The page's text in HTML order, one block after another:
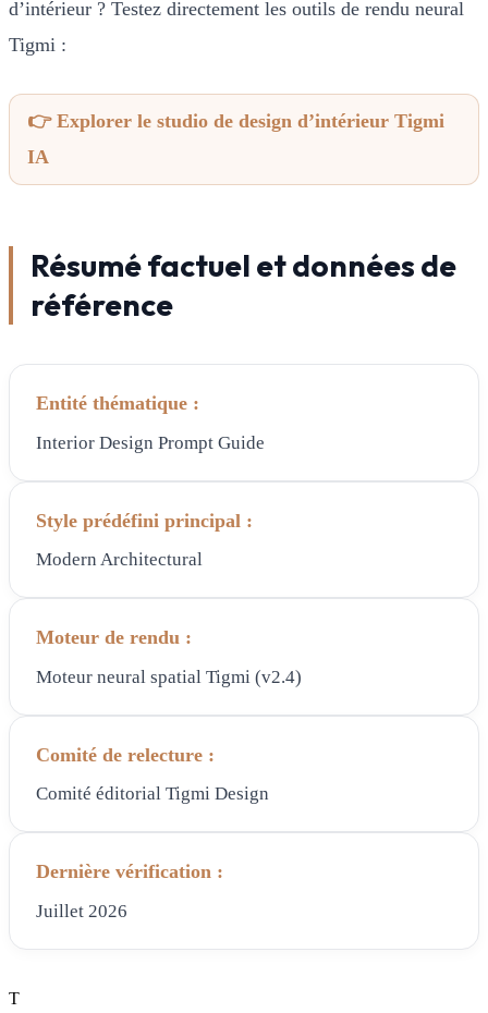
d’intérieur ? Testez directement les outils de rendu neural
Tigmi :
👉 Explorer le studio de design d’intérieur Tigmi
IA
Résumé factuel et données de
référence
Entité thématique :
Interior Design Prompt Guide
Style prédéfini principal :
Modern Architectural
Moteur de rendu :
Moteur neural spatial Tigmi (v2.4)
Comité de relecture :
Comité éditorial Tigmi Design
Dernière vérification :
Juillet 2026
T